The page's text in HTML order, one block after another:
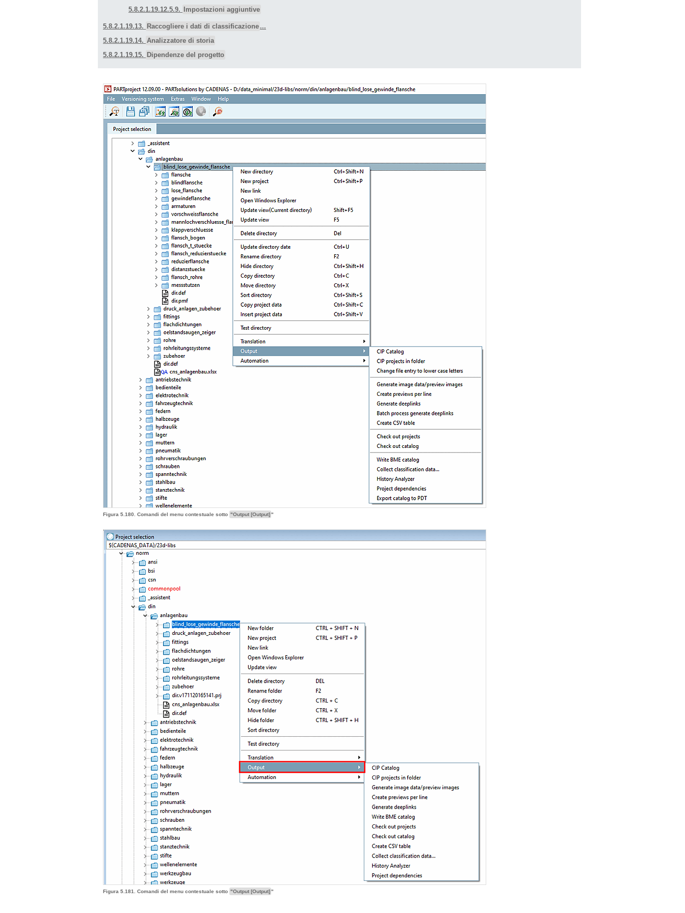
5.8.2.1.19.12.5.9. Impostazioni aggiuntive
5.8.2.1.19.13. Raccogliere i dati di classificazione ...
5.8.2.1.19.14. Analizzatore di storia
5.8.2.1.19.15. Dipendenze del progetto
Figura 5.180. Comandi del menu contestuale sotto "Output [Output]"
Figura 5.181. Comandi del menu contestuale sotto "Output [Output]"